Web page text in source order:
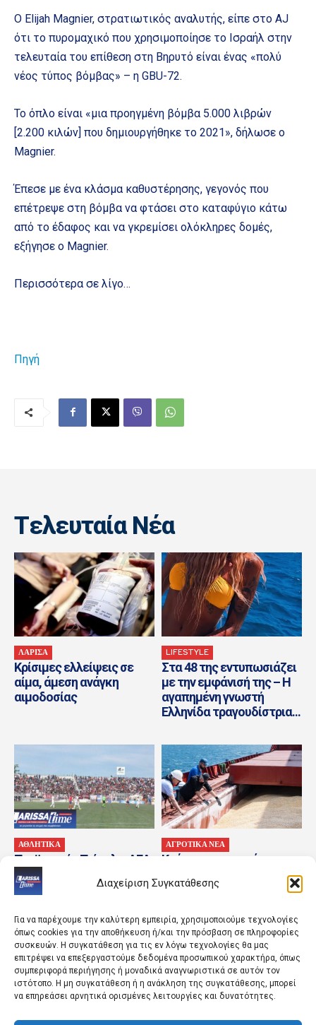
Διαχείριση Συγκατάθεσης
Για να παρέχουμε την καλύτερη εμπειρία, χρησιμοποιούμε τεχνολογίες
όπως cookies για την αποθήκευση ή/και την πρόσβαση σε πληροφορίες
συσκευών. Η συγκατάθεση για τις εν λόγω τεχνολογίες θα μας
επιτρέψει να επεξεργαστούμε δεδομένα προσωπικού χαρακτήρα, όπως
συμπεριφορά περιήγησης ή μοναδικά αναγνωριστικά σε αυτόν τον
ιστότοπο. Η μη συγκατάθεση ή η ανάκληση της συγκατάθεσης, μπορεί
να επηρεάσει αρνητικά ορισμένες λειτουργίες και δυνατότητες.
Ο Elijah Magnier, στρατιωτικός αναλυτής, είπε στο AJ
ότι το πυρομαχικό που χρησιμοποίησε το Ισραήλ στην
τελευταία του επίθεση στη Βηρυτό είναι ένας «πολύ
νέος τύπος βόμβας» – η GBU-72.
Το όπλο είναι «μια προηγμένη βόμβα 5.000 λιβρών
[2.200 κιλών] που δημιουργήθηκε το 2021», δήλωσε ο
Magnier.
Έπεσε με ένα κλάσμα καθυστέρησης, γεγονός που
επέτρεψε στη βόμβα να φτάσει στο καταφύγιο κάτω
από το έδαφος και να γκρεμίσει ολόκληρες δομές,
εξήγησε ο Magnier.
Περισσότερα σε λίγο…
Πηγή
Tελευταία Nέα
ΛΑΡΙΣΑ
Κρίσιμες ελλείψεις σε
αίμα, άμεση ανάγκη
αιμοδοσίας
LIFESTYLE
Στα 48 της εντυπωσιάζει
με την εμφάνισή της – Η
αγαπημένη γνωστή
Ελληνίδα τραγουδίστρια...
ΑΘΛΗΤΙΚΑ
Προϊστορία Τρίκαλα-ΑΕΛ
(Video) – ΑΕΛ
ΑΓΡΟΤΙΚΑ ΝΕΑ
Καύσωνας και ενέργεια
οδήγησαν σε νέα άνοδο
τον δείκτη τιμών